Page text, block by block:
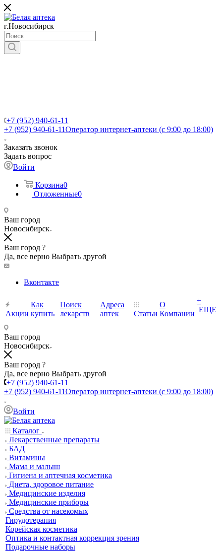
г.Новосибирск
+7 (952) 940-61-11
+7 (952) 940-61-11Оператор интернет-аптеки (с 9:00 до 18:00)
Заказать звонок
Задать вопрос
Войти
Корзина0
Отложенные0
Ваш город
Новосибирск
Ваш город ?
Да, все верно Выбрать другой
Вконтакте
Акции
Как
купить
Поиск
лекарств
Адреса
аптек
Статьи
О
Компании
+
ЕЩЕ
Ваш город
Новосибирск
Ваш город ?
Да, все верно Выбрать другой
+7 (952) 940-61-11
+7 (952) 940-61-11Оператор интернет-аптеки (с 9:00 до 18:00)
Войти
Каталог
Лекарственные препараты
БАД
Витамины
Мама и малыш
Гигиена и аптечная косметика
Диета, здоровое питание
Медицинские изделия
Медицинские приборы
Средства от насекомых
Гирудотерапия
Корейская косметика
Оптика и контактная коррекция зрения
Подарочные наборы